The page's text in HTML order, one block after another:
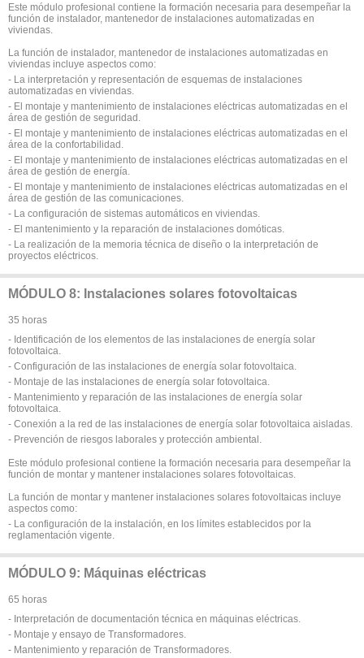
Este módulo profesional contiene la formación necesaria para desempeñar la
función de instalador, mantenedor de instalaciones automatizadas en
viviendas.
La función de instalador, mantenedor de instalaciones automatizadas en
viviendas incluye aspectos como:
- La interpretación y representación de esquemas de instalaciones
automatizadas en viviendas.
- El montaje y mantenimiento de instalaciones eléctricas automatizadas en el
área de gestión de seguridad.
- El montaje y mantenimiento de instalaciones eléctricas automatizadas en el
área de la confortabilidad.
- El montaje y mantenimiento de instalaciones eléctricas automatizadas en el
área de gestión de energía.
- El montaje y mantenimiento de instalaciones eléctricas automatizadas en el
área de gestión de las comunicaciones.
- La configuración de sistemas automáticos en viviendas.
- El mantenimiento y la reparación de instalaciones domóticas.
- La realización de la memoria técnica de diseño o la interpretación de
proyectos eléctricos.
MÓDULO 8: Instalaciones solares fotovoltaicas
35 horas
- Identificación de los elementos de las instalaciones de energía solar
fotovoltaica.
- Configuración de las instalaciones de energía solar fotovoltaica.
- Montaje de las instalaciones de energía solar fotovoltaica.
- Mantenimiento y reparación de las instalaciones de energía solar
fotovoltaica.
- Conexión a la red de las instalaciones de energía solar fotovoltaica aisladas.
- Prevención de riesgos laborales y protección ambiental.
Este módulo profesional contiene la formación necesaria para desempeñar la
función de montar y mantener instalaciones solares fotovoltaicas.
La función de montar y mantener instalaciones solares fotovoltaicas incluye
aspectos como:
- La configuración de la instalación, en los límites establecidos por la
reglamentación vigente.
MÓDULO 9: Máquinas eléctricas
65 horas
- Interpretación de documentación técnica en máquinas eléctricas.
- Montaje y ensayo de Transformadores.
- Mantenimiento y reparación de Transformadores.